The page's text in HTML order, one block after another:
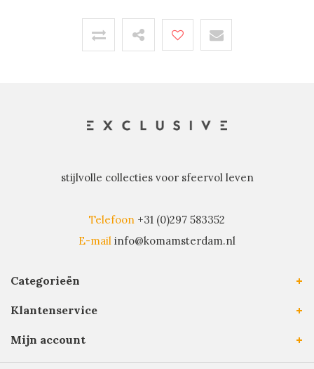
stijlvolle collecties voor sfeervol leven
Telefoon +31 (0)297 583352
E-mail info@komamsterdam.nl
Categorieën
Klantenservice
Mijn account